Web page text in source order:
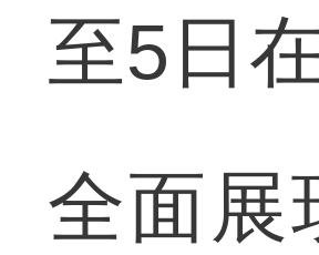
至5日
全面展